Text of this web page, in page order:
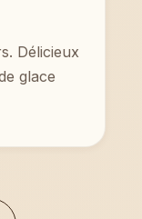
Délicieux
glace